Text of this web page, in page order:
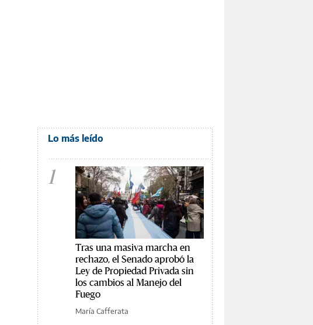
Lo más leído
1
Tras una masiva marcha en
rechazo, el Senado aprobó la
Ley de Propiedad Privada sin
los cambios al Manejo del
Fuego
María Cafferata